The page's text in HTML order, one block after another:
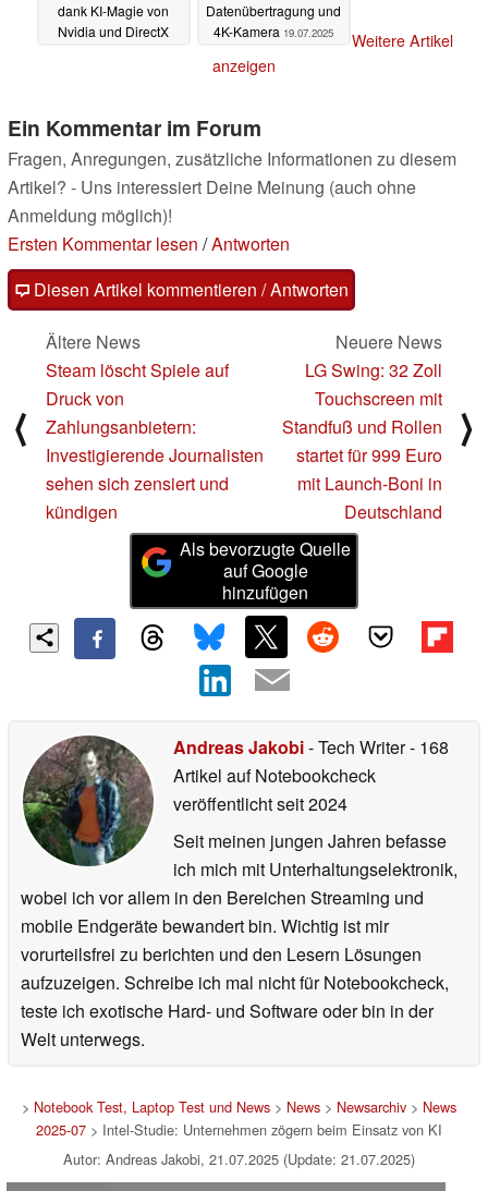
dank KI-Magie von
Nvidia und DirectX
Datenübertragung und
4K-Kamera 19.07.2025
Weitere Artikel
anzeigen
Ein Kommentar im Forum
Fragen, Anregungen, zusätzliche Informationen zu diesem
Artikel? - Uns interessiert Deine Meinung (auch ohne
Anmeldung möglich)!
Ersten Kommentar lesen /Antworten
Diesen Artikel kommentieren / Antworten
⟨
Ältere News
Steam löscht Spiele auf
Druck von
Zahlungsanbietern:
Investigierende Journalisten
sehen sich zensiert und
kündigen
Neuere News
LG Swing: 32 Zoll
Touchscreen mit
Standfuß und Rollen
startet für 999 Euro
mit Launch-Boni in
Deutschland
⟩
Als bevorzugte Quelle
auf Google
hinzufügen
Andreas Jakobi- Tech Writer- 168
Artikel auf Notebookcheck
veröffentlichtseit 2024
Seit meinen jungen Jahren befasse
ich mich mit Unterhaltungselektronik,
wobei ich vor allem in den Bereichen Streaming und
mobile Endgeräte bewandert bin. Wichtig ist mir
vorurteilsfrei zu berichten und den Lesern Lösungen
aufzuzeigen. Schreibe ich mal nicht für Notebookcheck,
teste ich exotische Hard- und Software oder bin in der
Welt unterwegs.
> Notebook Test, Laptop Test und News> News> Newsarchiv> News
2025-07> Intel-Studie: Unternehmen zögern beim Einsatz von KI
Autor: Andreas Jakobi, 21.07.2025 (Update: 21.07.2025)